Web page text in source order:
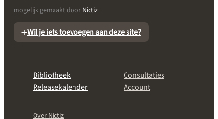
mogelijk gemaakt doorNictiz
Wil je iets toevoegen aan deze site?
Bibliotheek
Releasekalender
Consultaties
Account
Over Nictiz